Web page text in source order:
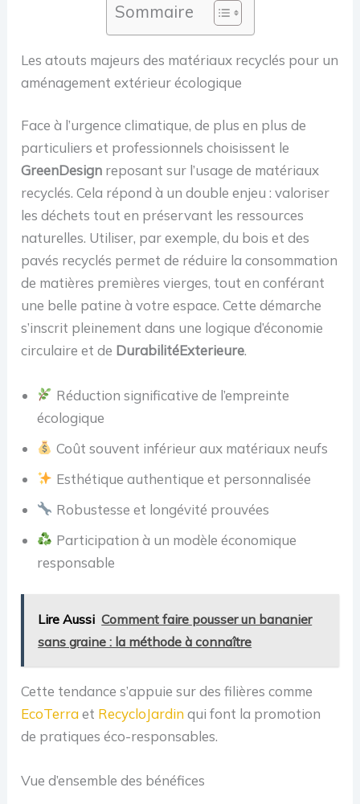
Sommaire
Les atouts majeurs des matériaux recyclés pour un
aménagement extérieur écologique
Face à l’urgence climatique, de plus en plus de
particuliers et professionnels choisissent le
GreenDesign reposant sur l’usage de matériaux
recyclés. Cela répond à un double enjeu : valoriser
les déchets tout en préservant les ressources
naturelles. Utiliser, par exemple, du bois et des
pavés recyclés permet de réduire la consommation
de matières premières vierges, tout en conférant
une belle patine à votre espace. Cette démarche
s’inscrit pleinement dans une logique d’économie
circulaire et de DurabilitéExterieure.
Réduction significative de l’empreinte
écologique
Coût souvent inférieur aux matériaux neufs
Esthétique authentique et personnalisée
Robustesse et longévité prouvées
Participation à un modèle économique
responsable
Lire Aussi Comment faire pousser un bananier
sans graine : la méthode à connaître
Cette tendance s’appuie sur des filières comme
EcoTerraet RecycloJardinqui font la promotion
de pratiques éco-responsables.
Vue d’ensemble des bénéfices